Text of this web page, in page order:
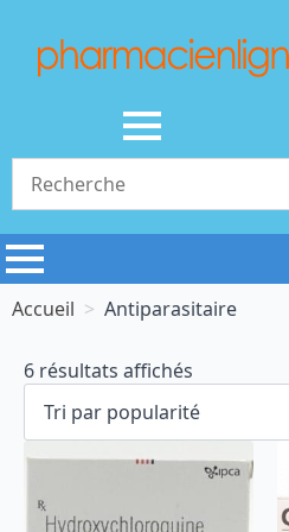
Accueil Antiparasitaire
6 résultats affichés
popularité